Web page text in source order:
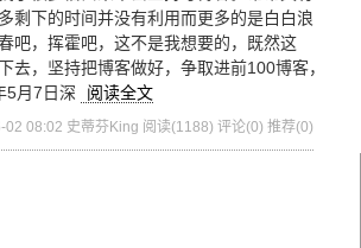
剩下的时间并没有利用而更多的是白白浪
吧，挥霍吧，这不是我想要的，既然这
去，坚持把博客做好，争取进前100博客，
5月7日深
阅读全文
02 08:02 史蒂芬King 阅读(1188) 评论(0) 推荐(0)